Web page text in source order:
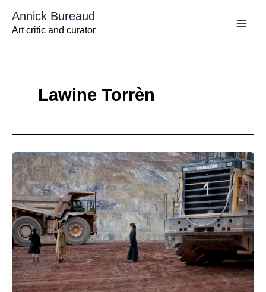
contenu
Annick Bureaud
Art critic and curator
Lawine Torrèn